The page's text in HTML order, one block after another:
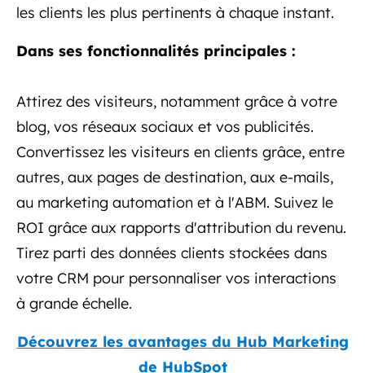
les clients les plus pertinents à chaque instant.
Dans ses fonctionnalités principales :
Attirez des visiteurs, notamment grâce à votre
blog, vos réseaux sociaux et vos publicités.
Convertissez les visiteurs en clients grâce, entre
autres, aux pages de destination, aux e-mails,
au marketing automation et à l'ABM. Suivez le
ROI grâce aux rapports d'attribution du revenu.
Tirez parti des données clients stockées dans
votre CRM pour personnaliser vos interactions
à grande échelle.
Découvrez les avantages du Hub Marketing
de HubSpot